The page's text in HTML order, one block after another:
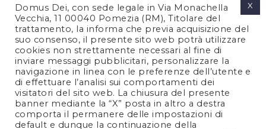
PRIVACY POLICY
COOKIES POLICY
LEGAL NOTES
CONTACTS
Domus Dei, con sede legale in Via Monachella
Vecchia, 11 00040 Pomezia (RM), Titolare del
trattamento, la informa che previa acquisizione del
suo consenso, il presente sito web potrà utilizzare
cookies non strettamente necessari al fine di
inviare messaggi pubblicitari, personalizzare la
navigazione in linea con le preferenze dell’utente e
di effettuare l’analisi sui comportamenti dei
visitatori del sito web. La chiusura del presente
banner mediante la “X” posta in altro a destra
comporta il permanere delle impostazioni di
default e dunque la continuazione della
X